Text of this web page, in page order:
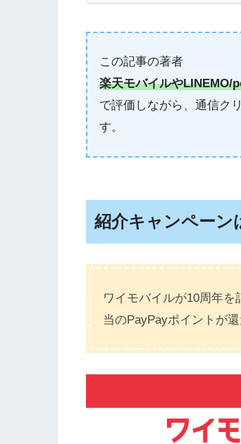
この記事の著者
楽天モバイルやLINEMO/
で評価しながら、通信ク
す。
紹介キャンペーン
ワイモバイルが10周年
当のPayPayポイントが還